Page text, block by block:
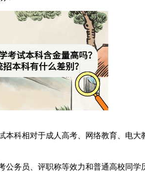
科相对于成人高考、网络教育、电
务员、评职称等效力和普通高校同